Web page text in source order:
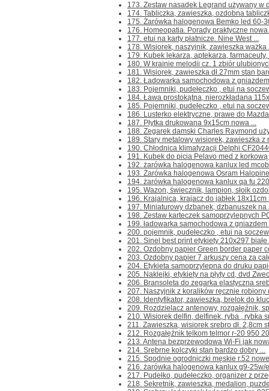
173. Zestaw nasadek Legrand używany w
174. Tabliczka, zawieszka, ozdobna
175. Żarówka halogenowa Bemko led 60-
176. Homeopatia. Porady praktyczne nowa
177. etui na karty płatnicze. Nine West ...
178. Wisiorek, naszyjnik, zawieszka ważka
179. Kubek lekarza, aptekarza,
180. W krainie melodii cz. 1 zbiór
181. Wisiorek, zawieszka dł.27mm stan
182. Ładowarka samochodowa z
183. Pojemniki, pudełeczko , etui na
184. Ława prostokątna, nierozkładana
185. Pojemniki, pudełeczko , etui na
186. Lusterko elektryczne, prawe do
187. Płytka drukowana 9x15cm nowa ...
188. Zegarek damski Charles Raymond
189. Stary metalowy wisiorek, zawieszka z
190. Chłodnica klimatyzacji Delphi
191. Kubek do picia Pelavo med z
192. żarówka halogenowa kanlux led
193. Żarówka halogenowa Osram
194. żarówka halogenowa kanlux qa fu
195. Wazon, świecznik, lampion, słoik
196. Krajalnica, krajacz do jabłek
197. Miniaturowy dzbanek, dzbanuszek na
198. Zestaw karteczek samoprzylepnych
199. ładowarka samochodowa z
200. pojemnik, pudełeczko , etui na
201. Sinel best print etykiety 210x297 białe
202. Ozdobny papier Green border paper
203. Ozdobny papier 7 arkuszy cena za
204. Etykieta samoprzylepna do druku
205. Naklejki, etykiety na płyty cd, dvd
206. Bransoleta do zegarka elastyczna
207. Naszyjnik z koralików ręcznie robiony
208. Identyfikator, zawieszka, brelok do
209. Rozdzielacz antenowy, rozgałęźnik,
210. Wisiorek delfin, delfinek, ryba , rybka
211. Zawieszka, wisiorek srebro dł. 2,8cm
212. Rozgałęźnik telkom telmor r-20 950
213. Antena bezprzewodowa Wi-Fi jak
214. Srebrne kolczyki stan bardzo dobry ...
215. Spodnie ogrodniczki męskie r.52
216. żarówka halogenowa kanlux g9-25w/
217. Pudełko, pudełeczko, organizer z
218. Sekretnik, zawieszka, medalion,